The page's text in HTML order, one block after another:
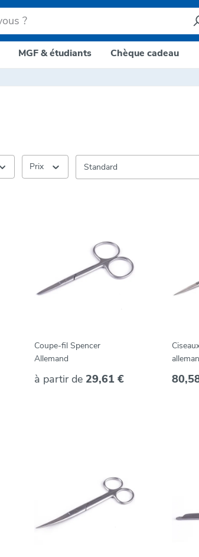
MGF & étudiants Chèque cadeau
Prix
Coupe-fil Spencer
Allemand
à partir de 29,61 €